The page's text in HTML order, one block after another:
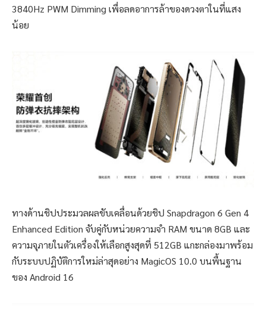
3840Hz PWM Dimming เพื่อลดอาการล้าของดวงตาในที่แสง
น้อย
ทางด้านชิปประมวลผลขับเคลื่อนด้วยชิป Snapdragon 6 Gen 4
Enhanced Edition จับคู่กับหน่วยความจำ RAM ขนาด 8GB และ
ความจุภายในตัวเครื่องให้เลือกสูงสุดที่ 512GB แกะกล่องมาพร้อม
กับระบบปฏิบัติการใหม่ล่าสุดอย่าง MagicOS 10.0 บนพื้นฐาน
ของ Android 16